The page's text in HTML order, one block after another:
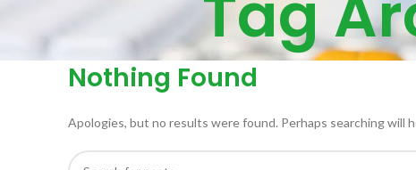
Nothing Found
Apologies, but no results were found. Perhaps searching will